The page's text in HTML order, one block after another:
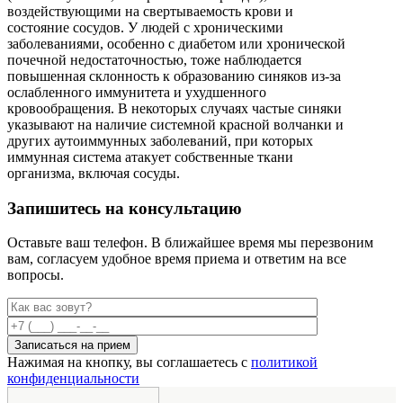
воздействующими на свертываемость крови и
состояние сосудов. У людей с хроническими
заболеваниями, особенно с диабетом или хронической
почечной недостаточностью, тоже наблюдается
повышенная склонность к образованию синяков из-за
ослабленного иммунитета и ухудшенного
кровообращения. В некоторых случаях частые синяки
указывают на наличие системной красной волчанки и
других аутоиммунных заболеваний, при которых
иммунная система атакует собственные ткани
организма, включая сосуды.
Запишитесь на консультацию
Оставьте ваш телефон. В ближайшее время мы перезвоним
вам, согласуем удобное время приема и ответим на все
вопросы.
Нажимая на кнопку, вы соглашаетесь с политикой
конфиденциальности